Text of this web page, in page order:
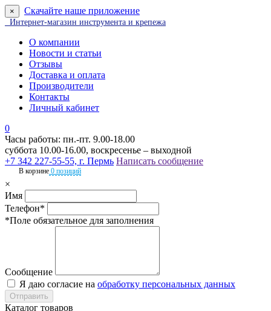
× Скачайте наше приложение
Интернет-магазин инструмента и крепежа
О компании
Новости и статьи
Отзывы
Доставка и оплата
Производители
Контакты
Личный кабинет
0
Часы работы: пн.-пт. 9.00-18.00
суббота 10.00-16.00, воскресенье – выходной
+7 342 227-55-55, г. Пермь Написать сообщение
В корзине 0 позиций
×
Имя
Телефон*
*Поле обязательное для заполнения
Сообщение
Я даю согласие на обработку персональных данных
Каталог товаров